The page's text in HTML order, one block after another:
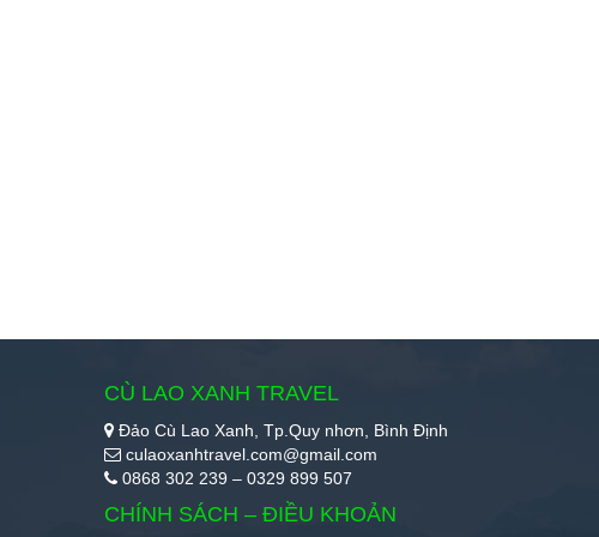
CÙ LAO XANH TRAVEL
Đảo Cù Lao Xanh, Tp.Quy nhơn, Bình Định
culaoxanhtravel.com@gmail.com
0868 302 239 – 0329 899 507
CHÍNH SÁCH – ĐIỀU KHOẢN